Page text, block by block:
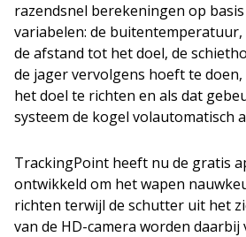
razendsnel berekeningen op
variabelen: de
de afstand tot het doel, de
de jager vervolgens hoeft te
het doel te richten en als dat
systeem de kogel volautomatisch
TrackingPoint heeft nu de gratis
ontwikkeld om het wapen
richten terwijl de schutter uit het
van de HD-camera worden daarbij